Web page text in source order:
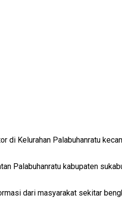
di Kelurahan Palabuhanratu
Palabuhanratu kabupaten
dari masyarakat sekitar